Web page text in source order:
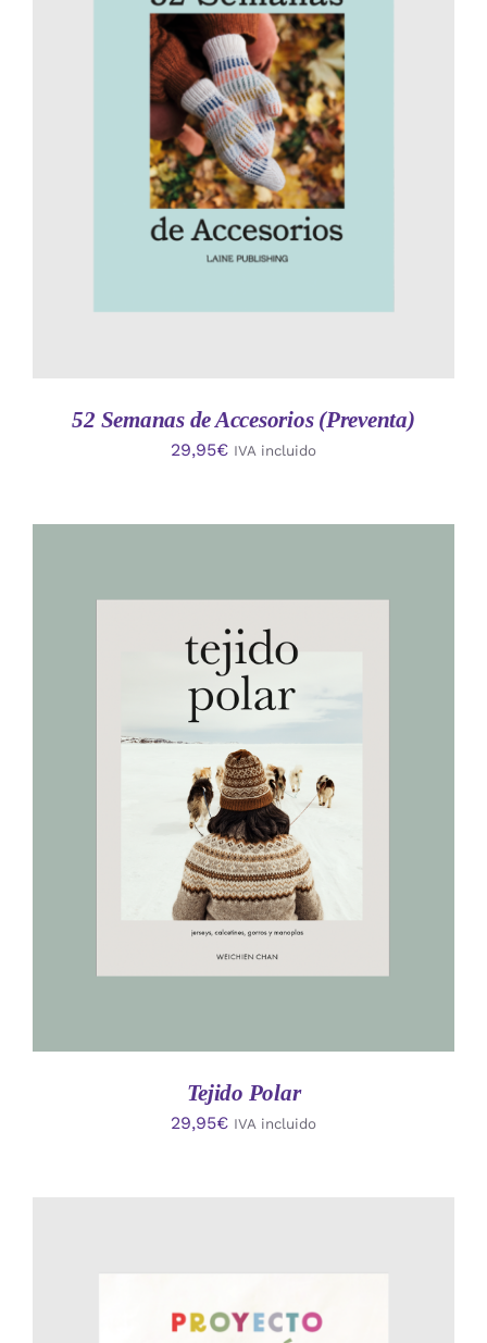
AÑADIR AL CARRITO
/
52 Semanas de Accesorios (Preventa)
29,95€ IVA incluido
AÑADIR AL CARRITO
/
Tejido Polar
29,95€ IVA incluido